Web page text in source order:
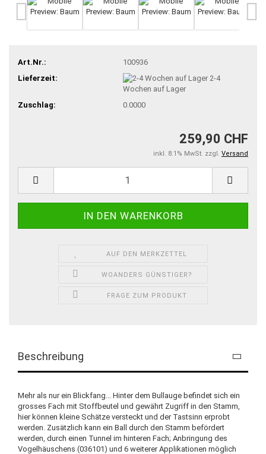
Art.Nr.:
100936
Lieferzeit:
2-4
Wochen auf Lager
Zuschlag:
0.0000
259,90 CHF
inkl. 8.1% MwSt. zzgl. Versand
AUF DEN MERKZETTEL
WOANDERS GÜNSTIGER?
FRAGE ZUM PRODUKT
Beschreibung
Mehr als nur ein Blickfang... Hinter dem Bullauge befindet sich ein
grosses Fach mit Stoffbeutel und gewährt Zugriff in den Stamm,
hier können kleine Schätze versteckt und der Tastsinn erprobt
werden. Zusätzlich kann ein Ball durch den Stamm befördert
werden, durch einen Tunnel im hinteren Fach; Anbringung des
Vogelhäuschens (036101) und 6 weiterer Applikationen möglich